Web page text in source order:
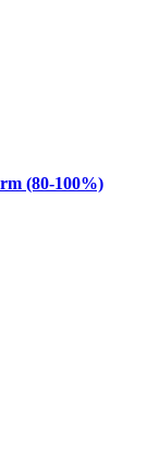
(80-100%)